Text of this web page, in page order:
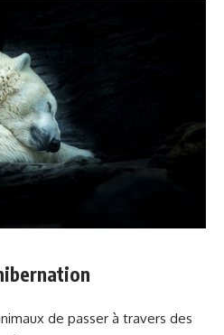
de passer à travers des